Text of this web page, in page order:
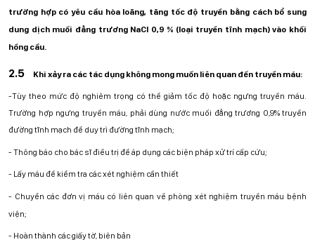
trường hợp có yêu cầu hòa loãng, tăng tốc độ truyền bằng cách bổ sung
dung dịch muối đẳng trương NaCl 0,9 % (loại truyền tĩnh mạch) vào khối
hồng cầu.
2.5 Khi xảy ra các tác dụng không mong muốn liên quan đến truyền máu:
-Tùy theo mức độ nghiêm trọng có thể giảm tốc độ hoặc ngưng truyền máu.
Trường hợp ngưng truyền máu, phải dùng nước muối đẳng trương 0,9% truyền
đường tĩnh mạch để duy trì đường tĩnh mạch;
-Thông báo cho bác sĩ điều trị để áp dụng các biện pháp xử trí cấp cứu;
- Lấy máu để kiểm tra các xét nghiệm cần thiết
- Chuyển các đơn vị máu có liên quan về phòng xét nghiệm truyền máu bệnh
viện;
- Hoàn thành các giấy tờ, biên bản